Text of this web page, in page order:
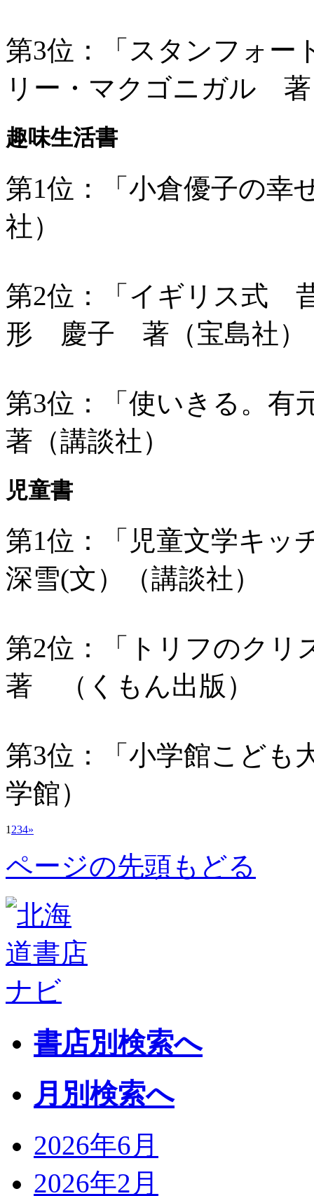
第3位：「スタンフォ
リー・マクゴニガル
趣味生活書
第1位：「小倉優子の
社）
第2位：「イギリス式
形 慶子 著（宝島社）
第3位：「使いきる。
著（講談社）
児童書
第1位：「児童文学キ
深雪(文）（講談社）
第2位：「トリフのク
著 （くもん出版）
第3位：「小学館こども
学館）
1 234»
ページの先頭もどる
書店別検索へ
月別検索へ
2026年6月
2026年2月